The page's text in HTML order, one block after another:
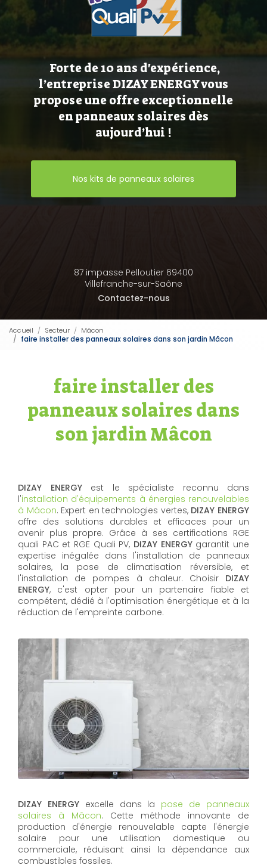
Forte de 10 ans d'expérience,
l’entreprise DIZAY ENERGY vous
propose une offre exceptionnelle
en panneaux solaires dès
aujourd’hui !
Nos kits de panneaux solaires
87 impasse Pelloutier 69400
Villefranche-sur-Saône
Contactez-nous
Accueil Secteur
Mâcon
faire installer des panneaux solaires dans son jardin Mâcon
faire installer des
panneaux solaires dans
son jardin Mâcon
DIZAY ENERGY est le spécialiste reconnu dans
l'installation d'équipements à énergies renouvelables
à Mâcon. Expert en technologies vertes, DIZAY ENERGY
offre des solutions durables et efficaces pour un
avenir plus propre. Grâce à ses certifications RGE
quali PAC et RGE Quali PV, DIZAY ENERGYgarantit une
expertise inégalée dans l'installation de panneaux
solaires, la pose de climatisation réversible, et
l'installation de pompes à chaleur. ChoisirDIZAY
ENERGY, c'est opter pour un partenaire fiable et
compétent, dédié à l'optimisation énergétique et à la
réduction de l'empreinte carbone.
DIZAY ENERGYexcelle dans la pose de panneaux
solaires à Mâcon. Cette méthode innovante de
production d'énergie renouvelable capte l'énergie
solaire pour une utilisation domestique ou
commerciale, réduisant ainsi la dépendance aux
combustibles fossiles.